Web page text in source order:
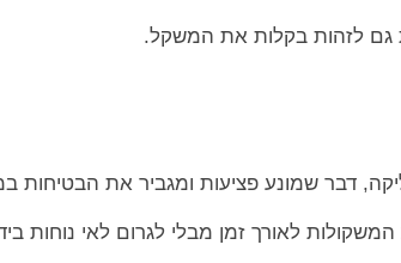
גם לזהות בקלות את המשקל.
דבר שמונע פציעות ומגביר את הבטיחות
לאורך זמן מבלי לגרום לאי נוחות